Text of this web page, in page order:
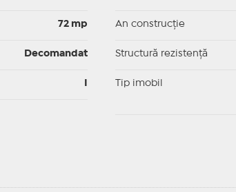
72 mp
Decomandat
An construcție
Structură rezistență
Tip imobil